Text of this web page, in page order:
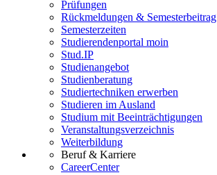
Prüfungen
Rückmeldungen & Semesterbeitrag
Semesterzeiten
Studierendenportal moin
Stud.IP
Studienangebot
Studienberatung
Studiertechniken erwerben
Studieren im Ausland
Studium mit Beeinträchtigungen
Veranstaltungsverzeichnis
Weiterbildung
Beruf & Karriere
CareerCenter